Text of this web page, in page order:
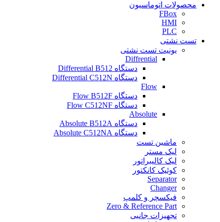
محصولات اتوماسیون
FBox
HMI
PLC
تست نشتی
یونیت تست نشتی
Diffrential
دستگاه Differential B512
دستگاه Differential C512N
Flow
دستگاه Flow B512F
دستگاه Flow C512NF
Absolute
دستگاه Absolute B512A
دستگاه Absolute C512NA
ماشین تست
لیک مستر
لیک کالیبراتور
کوئیک کانکتور
Separator
Changer
فیکسچر و کلمپ
Zero & Reference Part
تجهیزات جانبی